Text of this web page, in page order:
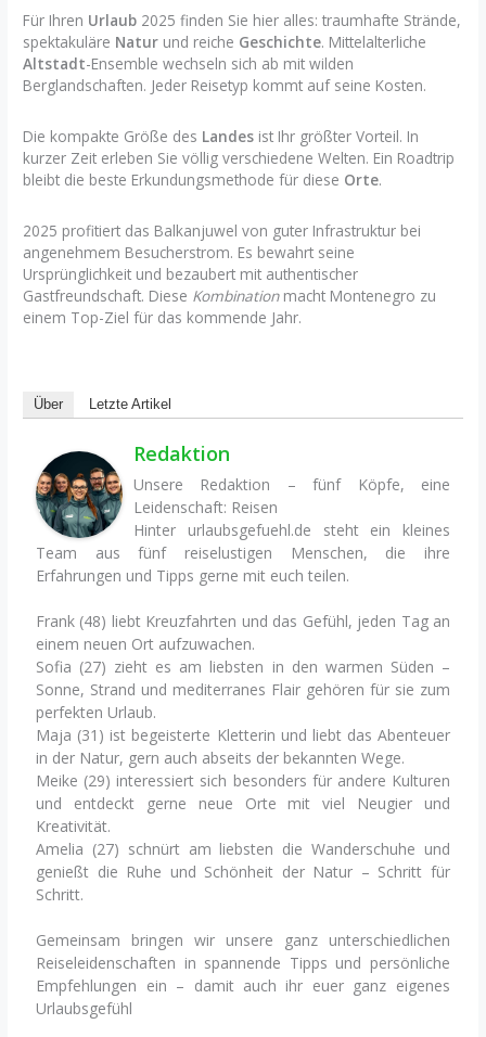
Für Ihren Urlaub 2025 finden Sie hier alles: traumhafte Strände,
spektakuläre Natur und reiche Geschichte. Mittelalterliche
Altstadt-Ensemble wechseln sich ab mit wilden
Berglandschaften. Jeder Reisetyp kommt auf seine Kosten.
Die kompakte Größe des Landes ist Ihr größter Vorteil. In
kurzer Zeit erleben Sie völlig verschiedene Welten. Ein Roadtrip
bleibt die beste Erkundungsmethode für diese Orte.
2025 profitiert das Balkanjuwel von guter Infrastruktur bei
angenehmem Besucherstrom. Es bewahrt seine
Ursprünglichkeit und bezaubert mit authentischer
Gastfreundschaft. Diese Kombinationmacht Montenegro zu
einem Top-Ziel für das kommende Jahr.
Über Letzte Artikel
Redaktion
Unsere Redaktion – fünf Köpfe, eine
Leidenschaft: Reisen
Hinter urlaubsgefuehl.de steht ein kleines
Team aus fünf reiselustigen Menschen, die ihre
Erfahrungen und Tipps gerne mit euch teilen.
Frank (48) liebt Kreuzfahrten und das Gefühl, jeden Tag an
einem neuen Ort aufzuwachen.
Sofia (27) zieht es am liebsten in den warmen Süden –
Sonne, Strand und mediterranes Flair gehören für sie zum
perfekten Urlaub.
Maja (31) ist begeisterte Kletterin und liebt das Abenteuer
in der Natur, gern auch abseits der bekannten Wege.
Meike (29) interessiert sich besonders für andere Kulturen
und entdeckt gerne neue Orte mit viel Neugier und
Kreativität.
Amelia (27) schnürt am liebsten die Wanderschuhe und
genießt die Ruhe und Schönheit der Natur – Schritt für
Schritt.
Gemeinsam bringen wir unsere ganz unterschiedlichen
Reiseleidenschaften in spannende Tipps und persönliche
Empfehlungen ein – damit auch ihr euer ganz eigenes
Urlaubsgefühl